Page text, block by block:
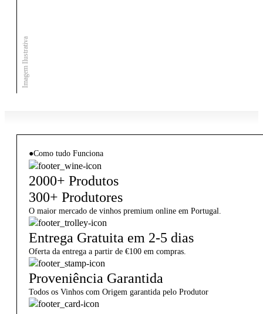
Imagem Ilustrativa
●Como tudo Funciona
2000+ Produtos
300+ Produtores
O maior mercado de vinhos premium online em Portugal.
Entrega Gratuita em 2-5 dias
Oferta da entrega a partir de €100 em compras.
Proveniência Garantida
Todos os Vinhos com Origem garantida pelo Produtor